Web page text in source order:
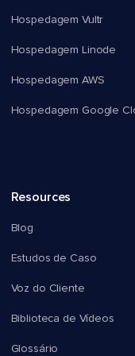
Hospedagem Vultr
Hospedagem Linode
Hospedagem AWS
Hospedagem Google
Resources
Blog
Estudos de Caso
Voz do Cliente
Biblioteca de Vídeos
Glossário